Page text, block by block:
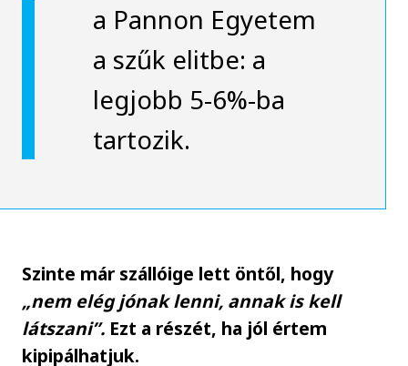
a Pannon Egyetem
a szűk elitbe: a
legjobb 5-6%-ba
tartozik.
Szinte már szállóige lett öntől, hogy
„nem elég jónak lenni, annak is kell
látszani”. Ezt a részét, ha jól értem
kipipálhatjuk.